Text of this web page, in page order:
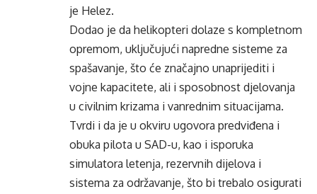
je Helez.
Dodao je da helikopteri dolaze s kompletnom
opremom, uključujući napredne sisteme za
spašavanje, što će značajno unaprijediti i
vojne kapacitete, ali i sposobnost djelovanja
u civilnim krizama i vanrednim situacijama.
Tvrdi i da je u okviru ugovora predviđena i
obuka pilota u SAD-u, kao i isporuka
simulatora letenja, rezervnih dijelova i
sistema za održavanje, što bi trebalo osigurati